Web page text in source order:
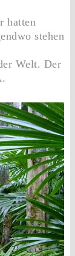
hatten
stehen
Welt. Der